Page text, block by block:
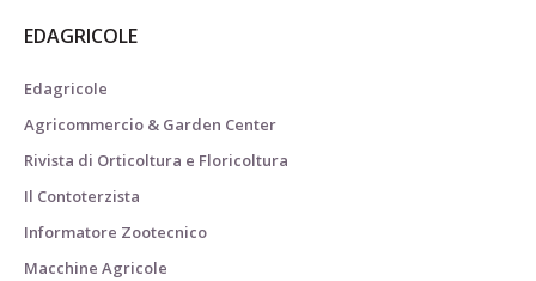
EDAGRICOLE
Edagricole
Agricommercio & Garden Center
Rivista di Orticoltura e Floricoltura
Il Contoterzista
Informatore Zootecnico
Macchine Agricole